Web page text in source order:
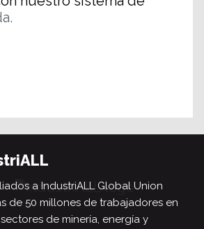
a IndustriALL Global Union
de 50 millones de trabajadores en
de minería, energía y